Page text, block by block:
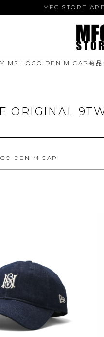
MFC STORE
MS LOGO DENIM CAP商品
ORIGINAL
DENIM CAP
検索